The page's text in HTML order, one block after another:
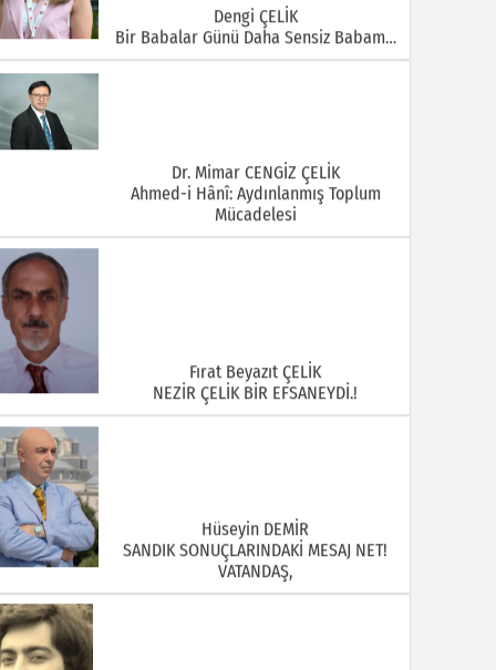
Dengi ÇELİK
Bir Babalar Günü Daha Sensiz Babam…
Dr. Mimar CENGİZ ÇELİK
Ahmed-i Hânî: Aydınlanmış Toplum
Mücadelesi
Fırat Beyazıt ÇELİK
NEZİR ÇELİK BİR EFSANEYDİ.!
Hüseyin DEMİR
SANDIK SONUÇLARINDAKİ MESAJ NET!
VATANDAŞ,